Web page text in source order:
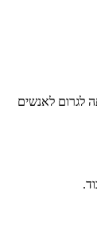
לגרום לאנשים